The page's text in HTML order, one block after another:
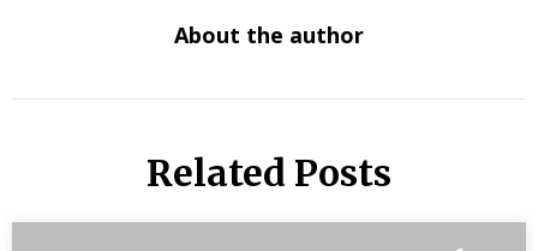
About the author
Related Posts